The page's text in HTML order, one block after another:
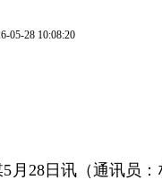
05-28 10:08:20
月28日讯（通讯员